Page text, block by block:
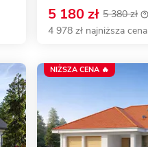
5 180 zł 5 380 zł
4 978 zł najniższa cena
NIŻSZA CENA 🔥